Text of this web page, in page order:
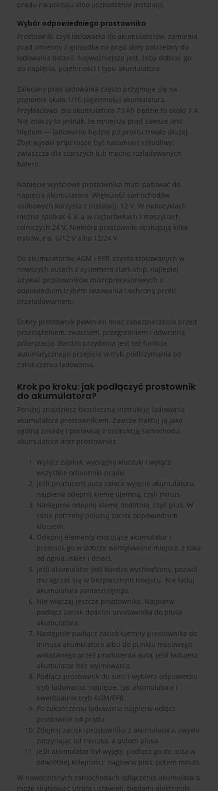
prądu na postoju albo uszkodzenie instalacji.
Wybór odpowiedniego prostownika
Prostownik, czyli ładowarka do akumulatorów, zamienia
prąd zmienny z gniazdka na prąd stały potrzebny do
ładowania baterii. Najważniejsze jest, żeby dobrać go
do napięcia, pojemności i typu akumulatora.
Zalecany prąd ładowania często przyjmuje się na
poziomie około 1/10 pojemności akumulatora.
Przykładowo, dla akumulatora 70 Ah będzie to około 7 A.
Nie znaczy to jednak, że mniejszy prąd zawsze jest
błędem — ładowanie będzie po prostu trwało dłużej.
Zbyt wysoki prąd może być natomiast szkodliwy,
zwłaszcza dla starszych lub mocno rozładowanych
baterii.
Napięcie wyjściowe prostownika musi pasować do
napięcia akumulatora. Większość samochodów
osobowych korzysta z instalacji 12 V. W motocyklach
można spotkać 6 V, a w ciężarówkach i maszynach
rolniczych 24 V. Niektóre prostowniki obsługują kilka
trybów, np. 6/12 V albo 12/24 V.
Do akumulatorów AGM i EFB, często stosowanych w
nowszych autach z systemem start-stop, najlepiej
używać prostowników mikroprocesorowych z
odpowiednim trybem ładowania i ochroną przed
przeładowaniem.
Dobry prostownik powinien mieć zabezpieczenie przed
przeciążeniem, zwarciem, przegrzaniem i odwrotną
polaryzacją. Bardzo przydatna jest też funkcja
automatycznego przejścia w tryb podtrzymania po
zakończeniu ładowania.
Krok po kroku: jak podłączyć prostownik
do akumulatora?
Poniżej znajdziesz bezpieczną instrukcję ładowania
akumulatora prostownikiem. Zawsze traktuj ją jako
ogólną zasadę i porównaj z instrukcją samochodu,
akumulatora oraz prostownika.
Wyłącz zapłon, wyciągnij kluczyki i wyłącz
wszystkie odbiorniki prądu.
Jeśli producent auta zaleca wyjęcie akumulatora,
najpierw odepnij klemę ujemną, czyli minus.
Następnie odepnij klemę dodatnią, czyli plus. W
razie potrzeby poluzuj zacisk odpowiednim
kluczem.
Odepnij elementy mocujące akumulator i
przenieś go w dobrze wentylowane miejsce, z dala
od ognia, iskier i dzieci.
Jeśli akumulator jest bardzo wychłodzony, pozwól
mu ogrzać się w bezpiecznym miejscu. Nie ładuj
akumulatora zamarzniętego.
Nie włączaj jeszcze prostownika. Najpierw
podłącz zacisk dodatni prostownika do plusa
akumulatora.
Następnie podłącz zacisk ujemny prostownika do
minusa akumulatora albo do punktu masowego
wskazanego przez producenta auta, jeśli ładujesz
akumulator bez wyjmowania.
Podłącz prostownik do sieci i wybierz odpowiedni
tryb ładowania: napięcie, typ akumulatora i
ewentualnie tryb AGM/EFB.
Po zakończeniu ładowania najpierw odłącz
prostownik od prądu.
Zdejmij zaciski prostownika z akumulatora, zwykle
zaczynając od minusa, a potem plusa.
Jeśli akumulator był wyjęty, podłącz go do auta w
odwrotnej kolejności: najpierw plus, potem minus.
W nowoczesnych samochodach odłączenie akumulatora
może skutkować utratą ustawień, błędami elektroniki